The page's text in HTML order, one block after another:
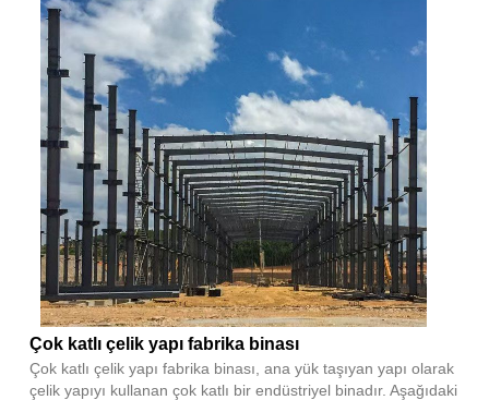
Çok katlı çelik yapı fabrika binası
Çok katlı çelik yapı fabrika binası, ana yük taşıyan yapı olarak
çelik yapıyı kullanan çok katlı bir endüstriyel binadır. Aşağıdaki